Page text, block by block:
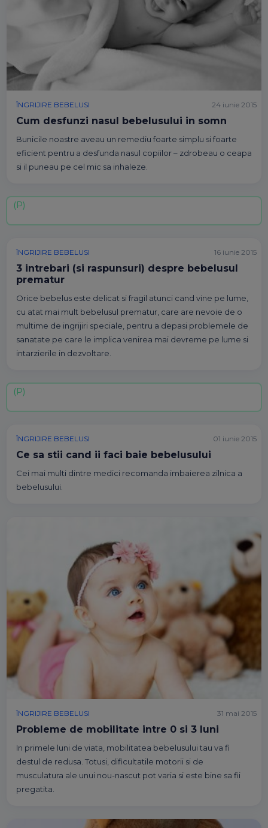
ÎNGRIJIRE BEBELUSI
Cum desfunzi nasul bebelusului in somn
Bunicile noastre aveau un remediu foarte simplu si foarte
eficient pentru a desfunda nasul copiilor – zdrobeau o ceapa
si il puneau pe cel mic sa inhaleze.
24 iunie 2015
ÎNGRIJIRE BEBELUSI
3 intrebari (si raspunsuri) despre bebelusul
prematur
Orice bebelus este delicat si fragil atunci cand vine pe lume,
cu atat mai mult bebelusul prematur, care are nevoie de o
multime de ingrijiri speciale, pentru a depasi problemele de
sanatate pe care le implica venirea mai devreme pe lume si
intarzierile in dezvoltare.
16 iunie 2015
ÎNGRIJIRE BEBELUSI
Ce sa stii cand ii faci baie bebelusului
Cei mai multi dintre medici recomanda imbaierea zilnica a
bebelusului.
01 iunie 2015
ÎNGRIJIRE BEBELUSI
Probleme de mobilitate intre 0 si 3 luni
In primele luni de viata, mobilitatea bebelusului tau va fi
destul de redusa. Totusi, dificultatile motorii si de
musculatura ale unui nou-nascut pot varia si este bine sa fii
pregatita.
31 mai 2015